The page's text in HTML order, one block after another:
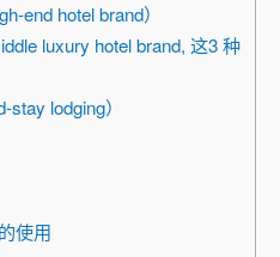
end hotel brand）
luxury hotel brand, 这3 种
lodging）
使用